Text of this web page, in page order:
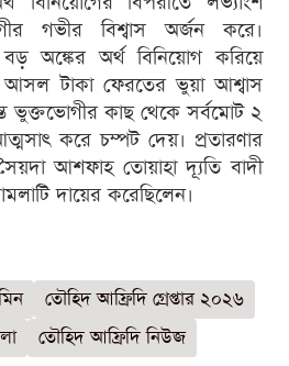
গভীর বিশ্বাস অর্জন করে।
অঙ্কের অর্থ বিনিয়োগ করিয়ে
আসল টাকা ফেরতের ভুয়া আশ্বাস
ভুক্তভোগীর কাছ থেকে সর্বমোট ২
করে চম্পট দেয়। প্রতারণার
আশফাহ তোয়াহা দ্যূতি বাদী
দায়ের করেছিলেন।
তৌহিদ আফ্রিদি গ্রেপ্তার ২০২৬
তৌহিদ আফ্রিদি নিউজ